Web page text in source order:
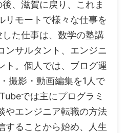
、滋賀に戻り、これま
リモートで様々な仕事を
た仕事は、数学の塾講
ンサルタント、エンジニ
ト。個人では、ブログ運
撮影・動画編集を1人で
では主にプログラミ
やエンジニア転職の方法
することから始め、人生